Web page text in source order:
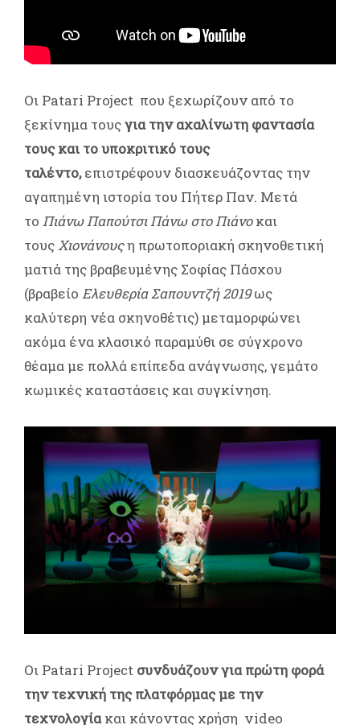
Oι Patari Project που ξεχωρίζουν από το
ξεκίνημα τουςγια την αχαλίνωτη φαντασία
τους και το υποκριτικό τους
ταλέντο,επιστρέφουν διασκευάζοντας την
αγαπημένη ιστορία του Πήτερ Παν. Μετά
το Πιάνω Παπούτσι Πάνω στο Πιάνοκαι
τουςΧιονάνουςη πρωτοποριακή σκηνοθετική
ματιά της βραβευμένης Σοφίας Πάσχου
(βραβείο Ελευθερία Σαπουντζή 2019ως
καλύτερη νέα σκηνοθέτις) μεταμορφώνει
ακόμα ένα κλασικό παραμύθι σε σύγχρονο
θέαμα με πολλά επίπεδα ανάγνωσης, γεμάτο
κωμικές καταστάσεις και συγκίνηση.
Οι Patari Project συνδυάζουν για πρώτη φορά
την τεχνική της πλατφόρμας με την
τεχνολογίακαι κάνοντας χρήση video